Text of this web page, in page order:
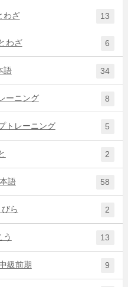
わざ 13
わざ 6
語 34
ーニング 8
トレーニング 5
2
語 58
びら 2
う 13
級前期 9